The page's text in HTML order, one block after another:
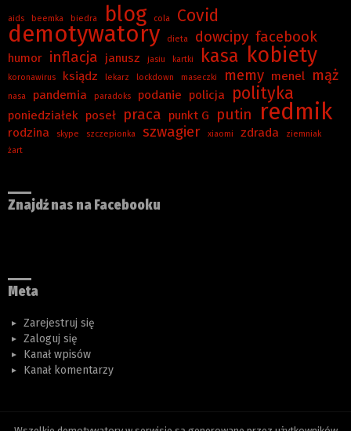
aids beemka biedra blog cola Covid
demotywatory dieta dowcipy facebook
humor inflacja janusz jasiu kartki kasa kobiety
koronawirus ksiądz lekarz lockdown maseczki memy menel mąż
nasa pandemia paradoks podanie policja polityka
poniedziałek poseł praca punkt G putin redmik
rodzina skype szczepionka szwagier xiaomi zdrada
ziemniak
żart
Znajdź nas na Facebooku
Meta
Zarejestruj się
Zaloguj się
Kanał wpisów
Kanał komentarzy